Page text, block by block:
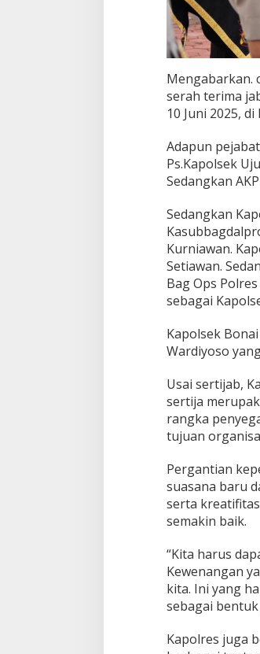
Mengabarkan.
serah terima
10 Juni 2025,
Adapun
Ps.Kapolsek
Sedangkan
Sedangkan
Kurniawan.
Setiawan.
Bag Ops
sebagai
Kapolsek
Wardiyoso
Usai sertijab,
sertija
rangka
tujuan
Pergantian
suasana baru
serta
semakin baik.
“Kita harus
Kewenangan
kita. Ini yang
sebagai bentuk
Kapolres juga